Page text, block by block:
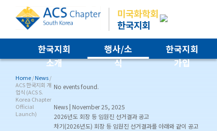
미국화학회
한국지회
한국지회
소개
행사/소
식
한국지회
가입
Home/News/
ACS 한국지회 개
업식 (ACS S.
Korea Chapter
Official
Launch)
No events found.
News | November 25, 2025
2026년도 회장 등 임원진 선거결과 공고
차기(2026년도) 회장 등 임원진 선거결과를 아래와 같이 공고